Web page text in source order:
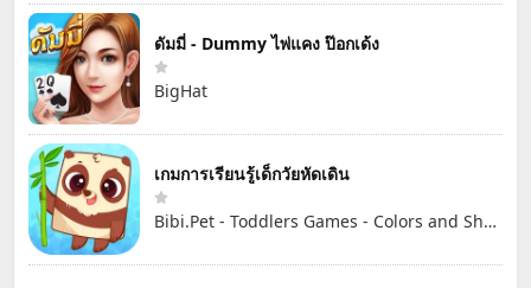
ดัมมี่ - Dummy ไพ่แคง ป๊อกเด้ง
BigHat
เกมการเรียนรู้เด็กวัยหัดเดิน
Bibi.Pet - Toddlers Games - Colors and Shapes